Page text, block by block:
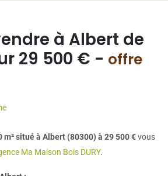
à Albert de
29 500 € - offre
situé à Albert (80300) à 29 500 €vous
Ma Maison Bois DURY.